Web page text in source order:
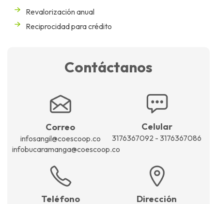
Revalorización anual
Reciprocidad para crédito
Contáctanos
Correo
infosangil@coescoop.co
infobucaramanga@coescoop.co
Celular
3176367092 - 3176367086
Teléfono Dirección